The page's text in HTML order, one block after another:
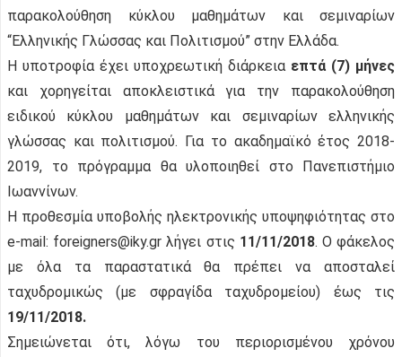
παρακολούθηση κύκλου μαθημάτων και σεμιναρίων
“Ελληνικής Γλώσσας και Πολιτισμού” στην Ελλάδα.
Η υποτροφία έχει υποχρεωτική διάρκεια επτά (7) μήνες
και χορηγείται αποκλειστικά για την παρακολούθηση
ειδικού κύκλου μαθημάτων και σεμιναρίων ελληνικής
γλώσσας και πολιτισμού. Για το ακαδημαϊκό έτος 2018-
2019, το πρόγραμμα θα υλοποιηθεί στο Πανεπιστήμιο
Ιωαννίνων.
Η προθεσμία υποβολής ηλεκτρονικής υποψηφιότητας στο
e-mail: foreigners@iky.gr λήγει στις 11/11/2018. Ο φάκελος
με όλα τα παραστατικά θα πρέπει να αποσταλεί
ταχυδρομικώς (με σφραγίδα ταχυδρομείου) έως τις
19/11/2018.
Σημειώνεται ότι, λόγω του περιορισμένου χρόνου